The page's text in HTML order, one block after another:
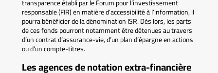
transparence établi par le Forum pour l’investissement
responsable (FIR) en matière d’accessibilité à l’information, il
pourra bénéficier de la dénomination ISR. Dès lors, les parts
de ces fonds pourront notamment être détenues au travers
d’un contrat d’assurance-vie, d’un plan d’épargne en actions
ou d’un compte-titres.
Les agences de notation extra-financière